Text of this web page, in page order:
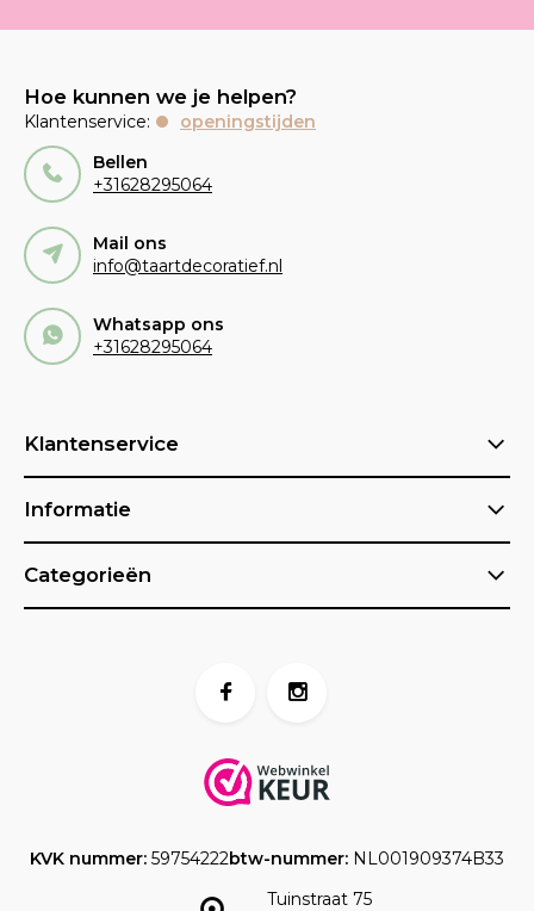
Hoe kunnen we je helpen?
Klantenservice:
openingstijden
Bellen
+31628295064
Mail ons
info@taartdecoratief.nl
Whatsapp ons
+31628295064
Klantenservice
Informatie
Categorieën
Tuinstraat 75
KVK nummer: 59754222btw-nummer: NL001909374B33